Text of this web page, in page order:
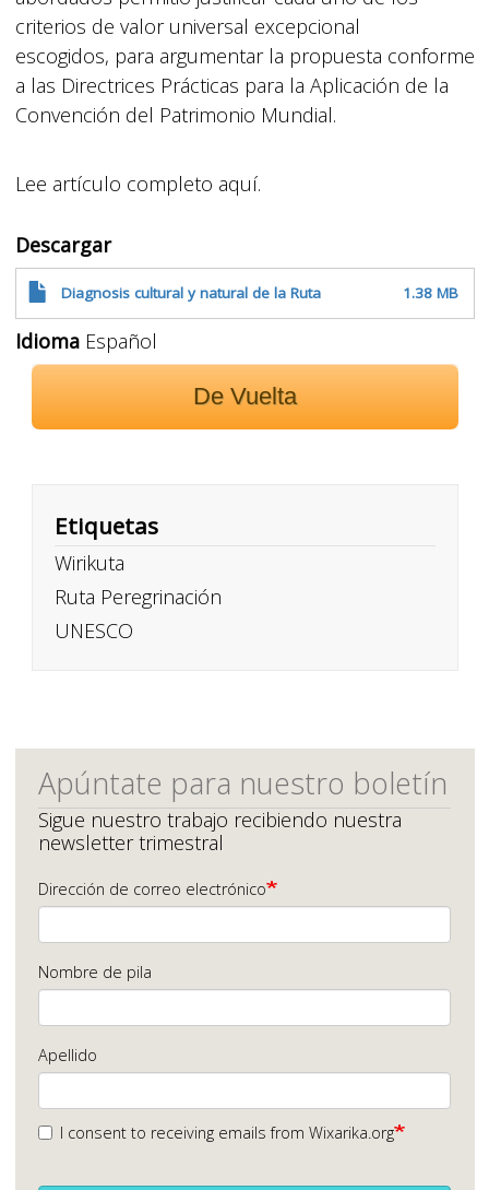
criterios de valor universal excepcional
escogidos, para argumentar la propuesta conforme
a las Directrices Prácticas para la Aplicación de la
Convención del Patrimonio Mundial.
Lee artículo completo aquí.
Descargar
Diagnosis cultural y natural de la Ruta 1.38 MB
IdiomaEspañol
De Vuelta
Etiquetas
Wirikuta
Ruta Peregrinación
UNESCO
Apúntate para nuestro boletín
Sigue nuestro trabajo recibiendo nuestra
newsletter trimestral
Dirección de correo electrónico
Nombre de pila
Apellido
I consent to receiving emails from Wixarika.org